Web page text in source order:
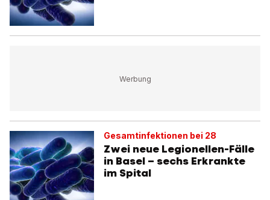
Gesamtinfektionen bei 28
Zwei neue Legionellen-Fälle
in Basel – sechs Erkrankte
im Spital